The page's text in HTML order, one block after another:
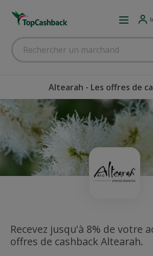
Altearah - Les offres de
Recevez jusqu'à 8% de votre
offres de cashback Altearah.